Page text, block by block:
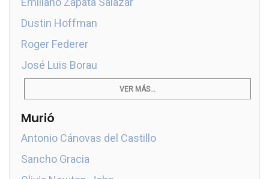
Dustin Hoffman
Roger Federer
José Luis Borau
VER MÁS...
Murió
Antonio Cánovas del Castillo
Sancho Gracia